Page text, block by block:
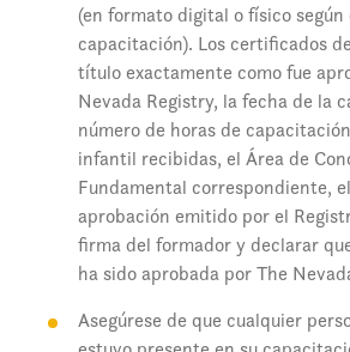
(en formato digital o físico
capacitación). Los certificados
título exactamente como fue
Nevada Registry, la fecha de la
número de horas de
infantil recibidas, el Área de
Fundamental correspondiente,
aprobación emitido por el
firma del formador y declarar
ha sido aprobada por The
Asegúrese de que cualquier